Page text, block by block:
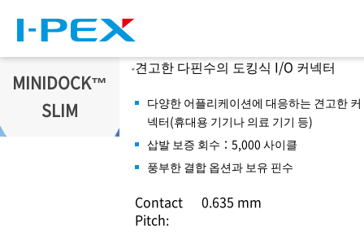
MINIDOCK™
SLIM
견고한 다핀수의 도킹식 I/O 커넥터
다양한 어플리케이션에 대응하는 견고한 커
넥터(휴대용 기기나 의료 기기 등)
삽발 보증 회수：5,000 사이클
풍부한 결합 옵션과 보유 핀수
Contact
Pitch:
0.635 mm